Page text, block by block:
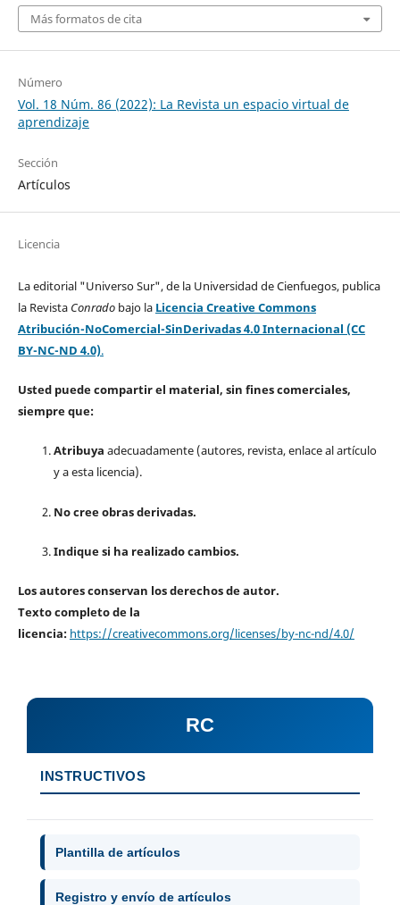
Más formatos de cita
Número
Vol. 18 Núm. 86 (2022): La Revista un espacio virtual de
aprendizaje
Sección
Artículos
Licencia
La editorial "Universo Sur", de la Universidad de Cienfuegos, publica
la Revista Conradobajo la Licencia Creative Commons
Atribución-NoComercial-SinDerivadas 4.0 Internacional (CC
BY-NC-ND 4.0).
Usted puede compartir el material, sin fines comerciales,
siempre que:
Atribuya adecuadamente (autores, revista, enlace al artículo
y a esta licencia).
No cree obras derivadas.
Indique si ha realizado cambios.
Los autores conservan los derechos de autor.
Texto completo de la
licencia: https://creativecommons.org/licenses/by-nc-nd/4.0/
RC
INSTRUCTIVOS
Plantilla de artículos
Registro y envío de artículos